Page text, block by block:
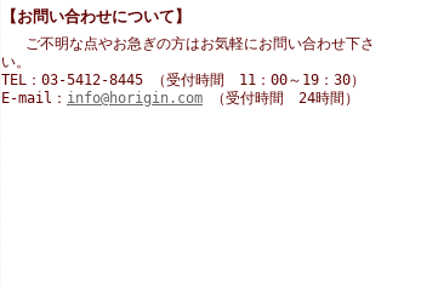
【お問い合わせについて】
ご不明な点やお急ぎの方はお気軽にお問い合わせ下さ
い。
TEL：03-5412-8445 （受付時間 11：00～19：30）
E-mail： info@horigin.com （受付時間 24時間）